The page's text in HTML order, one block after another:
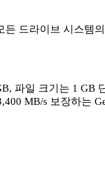
드라이브 시스템
파일 크기는 1 GB
MB/s 보장하는